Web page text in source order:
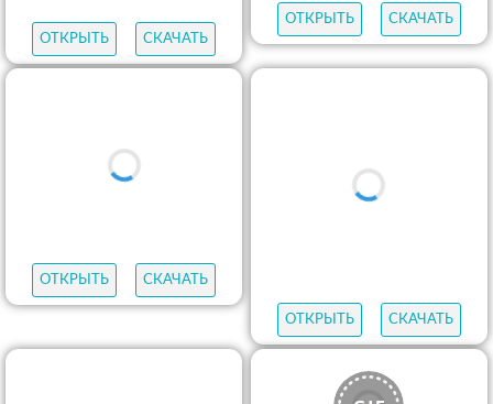
ОТКРЫТЬ СКАЧАТЬ
ОТКРЫТЬ СКАЧАТЬ
ОТКРЫТЬ СКАЧАТЬ
ОТКРЫТЬ СКАЧАТЬ